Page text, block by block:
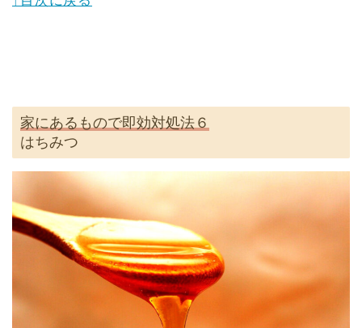
家にあるもので即効対処法６
はちみつ